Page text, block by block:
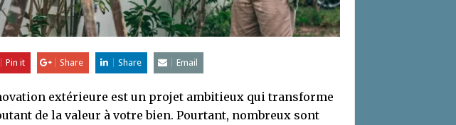
Pin it Share Share Email
extérieure est un projet ambitieux qui transforme
de la valeur à votre bien. Pourtant, nombreux sont